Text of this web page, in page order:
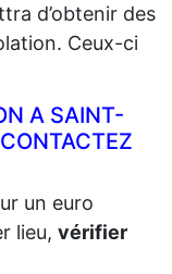
d’obtenir des
Ceux-ci
A SAINT-
un euro
lieu, vérifier